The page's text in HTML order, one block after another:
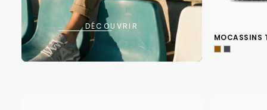
DÉCOUVRIR
MOCASSINS